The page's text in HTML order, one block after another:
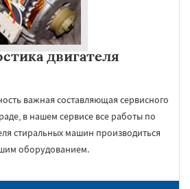
двигателя
важная составляющая сервисного
в нашем сервисе все работы по
стиральных машин производиться
оборудованием.